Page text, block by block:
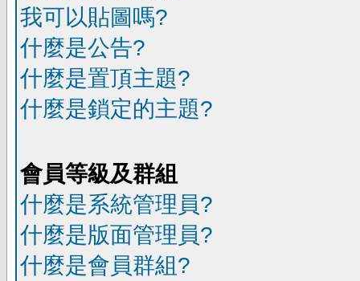
我可以貼圖嗎?
什麼是公告?
什麼是置頂主題?
什麼是鎖定的主題?
會員等級及群組
什麼是系統管理員?
什麼是版面管理員?
什麼是會員群組?